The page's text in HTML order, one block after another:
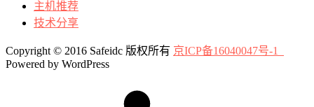
主机推荐
技术分享
Copyright © 2016 Safeidc 版权所有 京ICP备16040047号-1
Powered by WordPress